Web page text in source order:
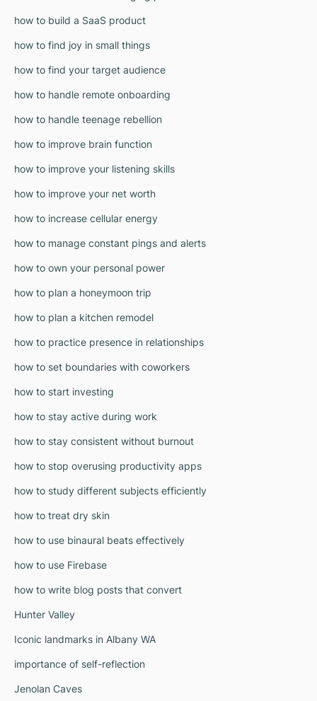
how to build a SaaS product
how to find joy in small things
how to find your target audience
how to handle remote onboarding
how to handle teenage rebellion
how to improve brain function
how to improve your listening skills
how to improve your net worth
how to increase cellular energy
how to manage constant pings and alerts
how to own your personal power
how to plan a honeymoon trip
how to plan a kitchen remodel
how to practice presence in relationships
how to set boundaries with coworkers
how to start investing
how to stay active during work
how to stay consistent without burnout
how to stop overusing productivity apps
how to study different subjects efficiently
how to treat dry skin
how to use binaural beats effectively
how to use Firebase
how to write blog posts that convert
Hunter Valley
Iconic landmarks in Albany WA
importance of self-reflection
Jenolan Caves